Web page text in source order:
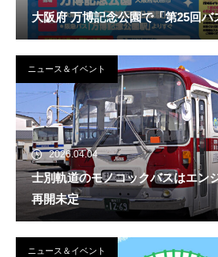
大阪府 万博記念公園で「第25回バ
ニュース＆イベント
2026.04.04
士別軌道のモノコックバスはエン
再開未定
ニュース＆イベント